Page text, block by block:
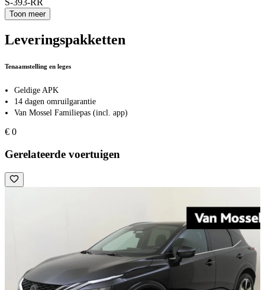
S-393-RR
Toon meer
Leveringspakketten
Tenaamstelling en leges
Geldige APK
14 dagen omruilgarantie
Van Mossel Familiepas (incl. app)
€ 0
Gerelateerde voertuigen